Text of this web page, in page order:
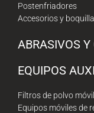
Postenfriadores
Accesorios y
ABRASIVOS
EQUIPOS
Filtros de polvo
Equipos móviles de